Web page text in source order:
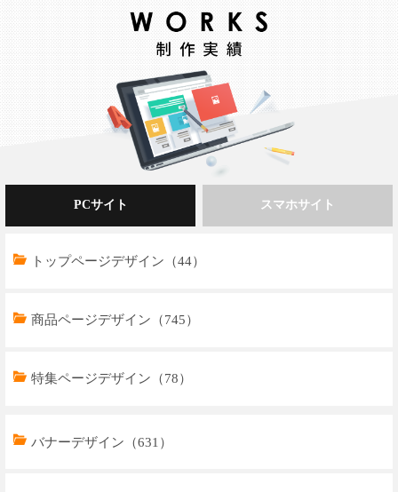
PCサイト
トップページデザイン（44）
商品ページデザイン（745）
特集ページデザイン（78）
スマホサイト
トップページデザイン（32）
バナーデザイン（631）